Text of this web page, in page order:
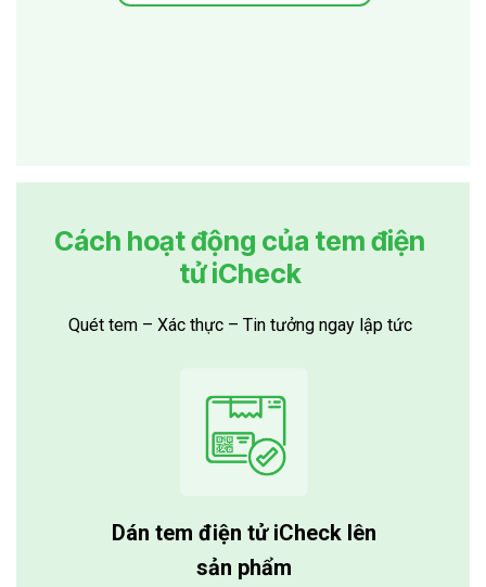
Cách hoạt động của tem điện
tử iCheck
Quét tem – Xác thực – Tin tưởng ngay lập tức
Dán tem điện tử iCheck lên
sản phẩm